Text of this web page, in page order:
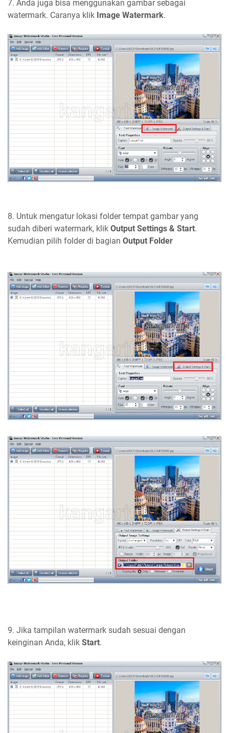
7. Anda juga bisa menggunakan gambar sebagai
watermark. Caranya klik Image Watermark.
8. Untuk mengatur lokasi folder tempat gambar yang
sudah diberi watermark, klik Output Settings & Start.
Kemudian pilih folder di bagian Output Folder
9. Jika tampilan watermark sudah sesuai dengan
keinginan Anda, klik Start.